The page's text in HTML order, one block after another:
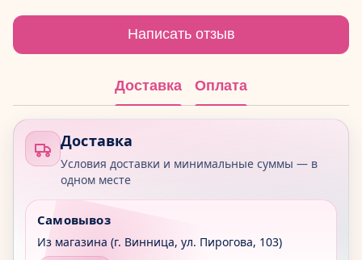
Написать отзыв
Доставка Оплата
Доставка
Условия доставки и минимальные суммы — в
одном месте
Самовывоз
Из магазина (г. Винница, ул. Пирогова, 103)